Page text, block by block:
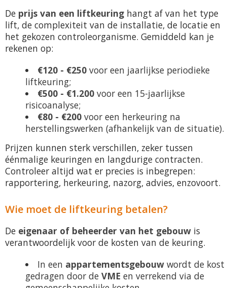
De prijs van een liftkeuring hangt af van het type
lift, de complexiteit van de installatie, de locatie en
het gekozen controleorganisme. Gemiddeld kan je
rekenen op:
€120 - €250 voor een jaarlijkse periodieke
liftkeuring;
€500 - €1.200 voor een 15-jaarlijkse
risicoanalyse;
€80 - €200 voor een herkeuring na
herstellingswerken (afhankelijk van de situatie).
Prijzen kunnen sterk verschillen, zeker tussen
éénmalige keuringen en langdurige contracten.
Controleer altijd wat er precies is inbegrepen:
rapportering, herkeuring, nazorg, advies, enzovoort.
Wie moet de liftkeuring betalen?
De eigenaar of beheerder van het gebouw is
verantwoordelijk voor de kosten van de keuring.
In een appartementsgebouw wordt de kost
gedragen door de VME en verrekend via de